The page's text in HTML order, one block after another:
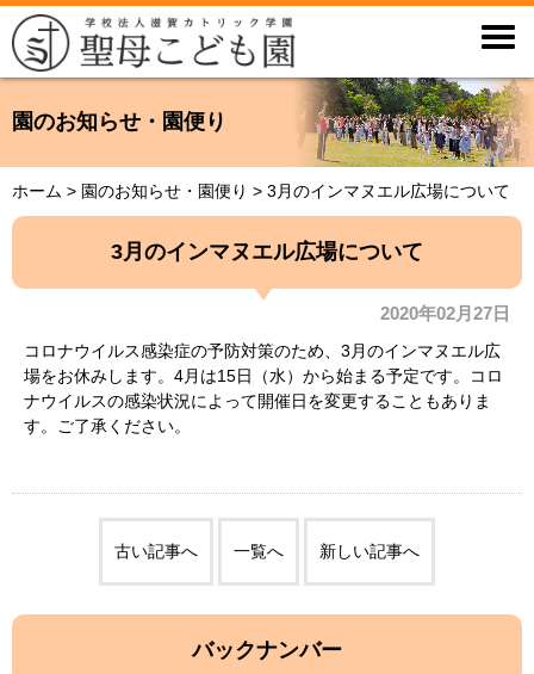

園のお知らせ・園便り
ホーム > 園のお知らせ・園便り > 3月のインマヌエル広場について
3月のインマヌエル広場について
2020年02月27日
コロナウイルス感染症の予防対策のため、3月のインマヌエル広
場をお休みします。4月は15日（水）から始まる予定です。コロ
ナウイルスの感染状況によって開催日を変更することもありま
す。ご了承ください。
古い記事へ 一覧へ 新しい記事へ
バックナンバー